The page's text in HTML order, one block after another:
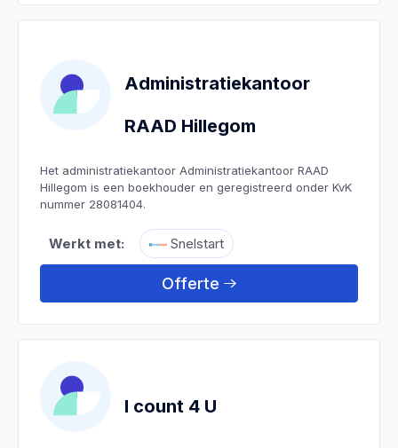
Administratiekantoor
RAAD Hillegom
Het administratiekantoor Administratiekantoor RAAD
Hillegom is een boekhouder en geregistreerd onder KvK
nummer 28081404.
Werkt met: Snelstart
Offerte
I count 4 U